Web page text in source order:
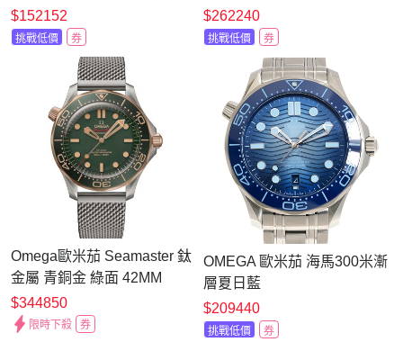
咖啡色腕錶x玫瑰金x39.5mm
$152152
挑戰低價 券
藍面橡膠x42mm
$262240
挑戰低價 券
Omega歐米茄 Seamaster 鈦
金屬 青銅金 綠面 42MM
$344850
限時下殺 券
OMEGA 歐米茄 海馬300米漸
層夏日藍
(210.30.42.20.03.003)x42mm
$209440
挑戰低價 券